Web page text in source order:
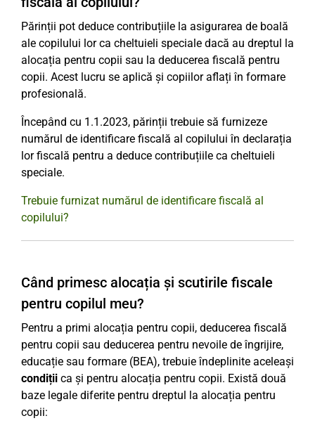
Părinții pot deduce contribuțiile la asigurarea de boală
ale copilului lor ca cheltuieli speciale dacă au dreptul la
alocația pentru copii sau la deducerea fiscală pentru
copii. Acest lucru se aplică și copiilor aflați în formare
profesională.
Începând cu 1.1.2023, părinții trebuie să furnizeze
numărul de identificare fiscală al copilului în declarația
lor fiscală pentru a deduce contribuțiile ca cheltuieli
speciale.
Trebuie furnizat numărul de identificare fiscală al
copilului?
Când primesc alocația și scutirile fiscale
pentru copilul meu?
Pentru a primi alocația pentru copii, deducerea fiscală
pentru copii sau deducerea pentru nevoile de îngrijire,
educație sau formare (BEA), trebuie îndeplinite aceleași
condiții ca și pentru alocația pentru copii. Există două
baze legale diferite pentru dreptul la alocația pentru
copii: